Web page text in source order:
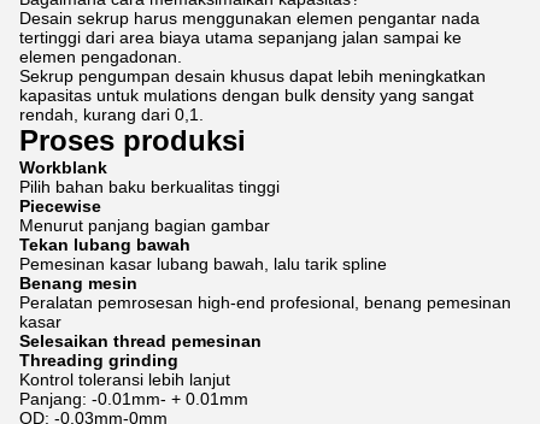
Desain sekrup harus menggunakan elemen pengantar nada
tertinggi dari area biaya utama sepanjang jalan sampai ke
elemen pengadonan.
Sekrup pengumpan desain khusus dapat lebih meningkatkan
kapasitas untuk mulations dengan bulk density yang sangat
rendah, kurang dari 0,1.
Proses produksi
Workblank
Pilih bahan baku berkualitas tinggi
Piecewise
Menurut panjang bagian gambar
Tekan lubang bawah
Pemesinan kasar lubang bawah, lalu tarik spline
Benang mesin
Peralatan pemrosesan high-end profesional, benang pemesinan
kasar
Selesaikan thread pemesinan
Threading grinding
Kontrol toleransi lebih lanjut
Panjang: -0.01mm- + 0.01mm
OD: -0.03mm-0mm